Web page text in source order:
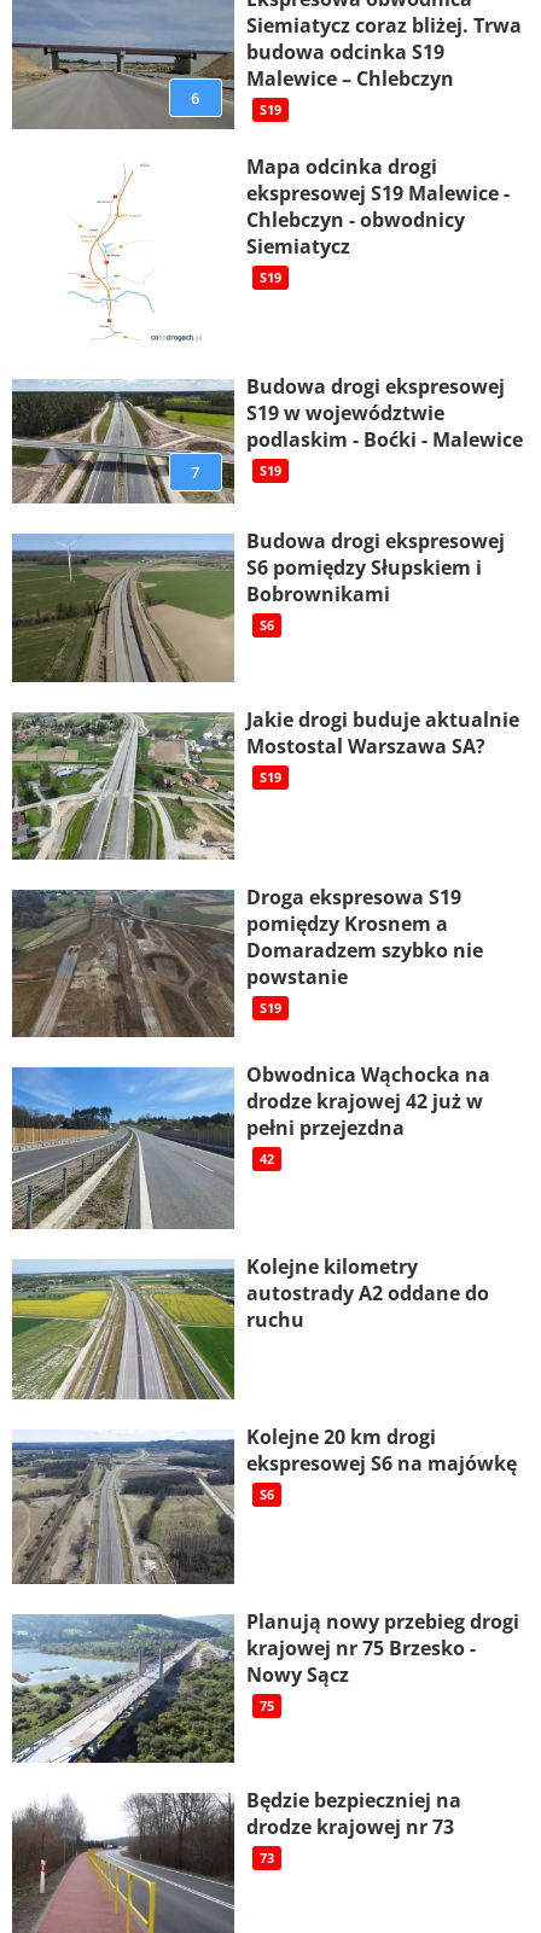
6
Siemiatycz coraz bliżej. Trwa
budowa odcinka S19
Malewice – Chlebczyn
S19
Mapa odcinka drogi
ekspresowej S19 Malewice -
Chlebczyn - obwodnicy
Siemiatycz
S19
7
Budowa drogi ekspresowej
S19 w województwie
podlaskim - Boćki - Malewice
S19
Budowa drogi ekspresowej
S6 pomiędzy Słupskiem i
Bobrownikami
S6
Jakie drogi buduje aktualnie
Mostostal Warszawa SA?
S19
Droga ekspresowa S19
pomiędzy Krosnem a
Domaradzem szybko nie
powstanie
S19
Obwodnica Wąchocka na
drodze krajowej 42 już w
pełni przejezdna
42
Kolejne kilometry
autostrady A2 oddane do
ruchu
Kolejne 20 km drogi
ekspresowej S6 na majówkę
S6
Planują nowy przebieg drogi
krajowej nr 75 Brzesko -
Nowy Sącz
75
Będzie bezpieczniej na
drodze krajowej nr 73
73